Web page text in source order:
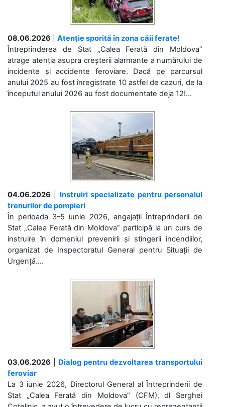
08.06.2026
Atenție sporită în zona căii ferate!
Întreprinderea de Stat „Calea Ferată din Moldova”
atrage atenția asupra creșterii alarmante a numărului de
incidente și accidente feroviare. Dacă pe parcursul
anului 2025 au fost înregistrate 10 astfel de cazuri, de la
începutul anului 2026 au fost documentate deja 12!...
04.06.2026
Instruiri specializate pentru personalul
trenurilor de pompieri
În perioada 3–5 iunie 2026, angajații Întreprinderii de
Stat „Calea Ferată din Moldova” participă la un curs de
instruire în domeniul prevenirii și stingerii incendiilor,
organizat de Inspectoratul General pentru Situații de
Urgență....
03.06.2026
Dialog pentru dezvoltarea transportului
feroviar
La 3 iunie 2026, Directorul General al Întreprinderii de
Stat „Calea Ferată din Moldova” (CFM), dl Serghei